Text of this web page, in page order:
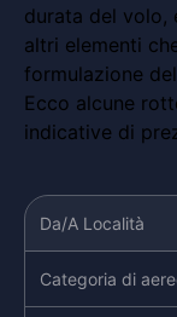
durata del volo,
altri elementi
formulazione
Ecco alcune
indicative di
Da/A Località
Categoria di